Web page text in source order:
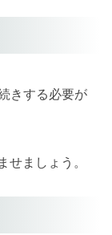
きする必要が
ましょう。